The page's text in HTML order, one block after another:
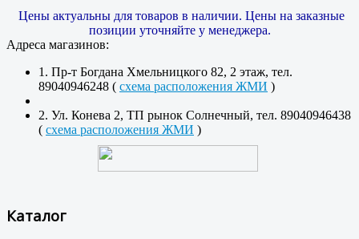
Цены актуальны для товаров в наличии. Цены на заказные
позиции уточняйте у менеджера.
Адреса магазинов:
1. Пр-т Богдана Хмельницкого 82, 2 этаж, тел.
89040946248 ( схема расположения ЖМИ )
2. Ул. Конева 2, ТП рынок Солнечный, тел. 89040946438
( схема расположения ЖМИ )
Каталог